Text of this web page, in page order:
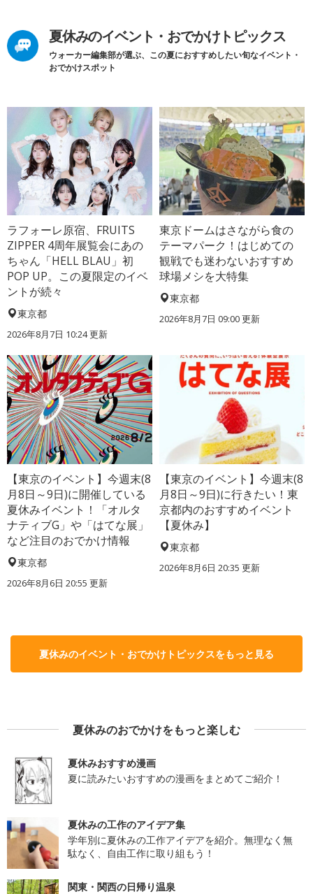
夏休みのイベント・おでかけトピックス
ウォーカー編集部が選ぶ、この夏におすすめしたい旬なイベント・
おでかけスポット
ラフォーレ原宿、FRUITS
ZIPPER 4周年展覧会にあの
ちゃん「HELL BLAU」初
POP UP。この夏限定のイベ
ントが続々
東京都
2026年8月7日 10:24更新
東京ドームはさながら食の
テーマパーク！はじめての
観戦でも迷わないおすすめ
球場メシを大特集
東京都
2026年8月7日 09:00更新
【東京のイベント】今週末(8
月8日～9日)に開催している
夏休みイベント！「オルタ
ナティブG」や「はてな展」
など注目のおでかけ情報
東京都
2026年8月6日 20:55 更新
【東京のイベント】今週末(8
月8日～9日)に行きたい！東
京都内のおすすめイベント
【夏休み】
東京都
2026年8月6日 20:35 更新
夏休みのイベント・おでかけトピックスをもっと見る
夏休みのおでかけをもっと楽しむ
夏休みおすすめ漫画
夏に読みたいおすすめの漫画をまとめてご紹介！
夏休みの工作のアイデア集
学年別に夏休みの工作アイデアを紹介。無理なく無
駄なく、自由工作に取り組もう！
関東・関西の日帰り温泉